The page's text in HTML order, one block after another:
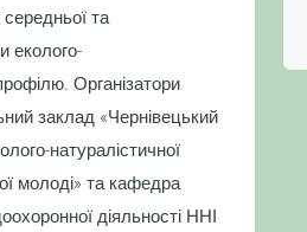
середньої та
еколого-
Організатори
заклад «Чернівецький
натуралістичної
молоді» та кафедра
діяльності ННІ